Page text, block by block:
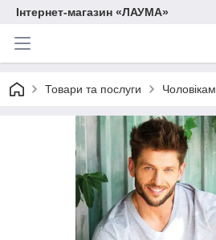
Інтернет-магазин «ЛАУМА»
Товари та послуги Чоловікам